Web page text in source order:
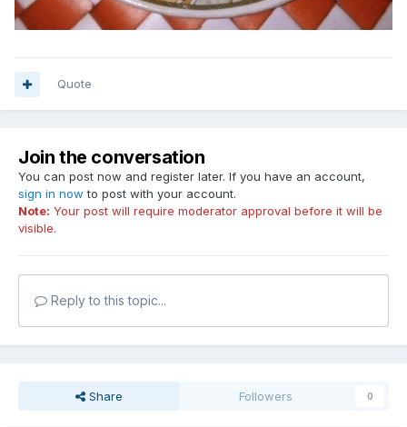
Quote
Join the conversation
You can post now and register later. If you have an account,
sign in now to post with your account.
Note: Your post will require moderator approval before it will be
visible.
Reply to this topic...
Share Followers 0